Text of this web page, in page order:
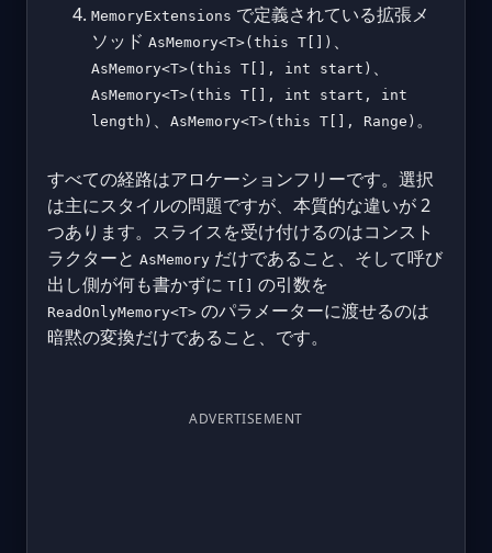
MemoryExtensions で定義されている拡張メ
ソッド AsMemory<T>(this T[]) 、
AsMemory<T>(this T[], int start) 、
AsMemory<T>(this T[], int start, int
length) 、 AsMemory<T>(this T[], Range) 。
すべての経路はアロケーションフリーです。選択
は主にスタイルの問題ですが、本質的な違いが 2
つあります。スライスを受け付けるのはコンスト
ラクターと AsMemory だけであること、そして呼び
出し側が何も書かずに T[] の引数を
ReadOnlyMemory<T> のパラメーターに渡せるのは
暗黙の変換だけであること、です。
ADVERTISEMENT